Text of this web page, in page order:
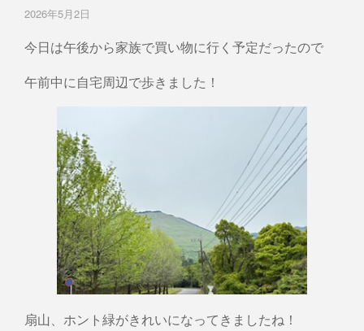
2026年5月2日
今日は午後から家族で買い物に行く予定だったので
午前中に自宅周辺で歩きました！
扇山、ホント緑がきれいになってきましたね！